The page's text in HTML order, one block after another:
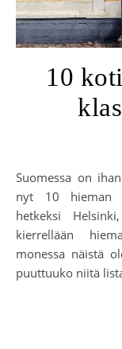
10
Suomessa on ihania matkakohteita, joista kokosin tähän
nyt 10 hieman
hetkeksi
kierrellään
monessa näistä
puuttuuko niitä